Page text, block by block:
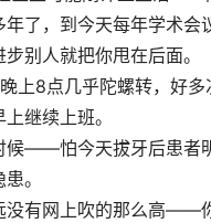
年了，到今天每年学术
别人就把你甩在后面。
上8点几乎陀螺转，好
继续上班。
候——怕今天拔牙后患者
。
没有网上吹的那么高——